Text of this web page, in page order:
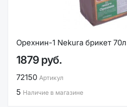
Орехнин-1 Nekura брикет 70л
1879 руб.
72150 Артикул
5 Наличие в магазине